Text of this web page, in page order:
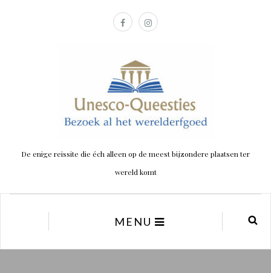
De enige reissite die éch alleen op de meest bijzondere plaatsen ter
wereld komt
MENU